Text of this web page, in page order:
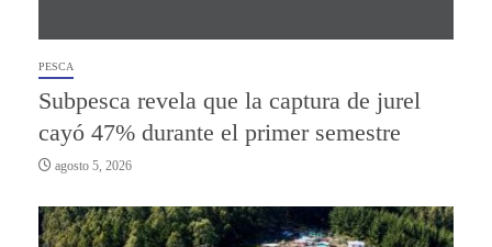
PESCA
Subpesca revela que la captura de jurel
cayó 47% durante el primer semestre
agosto 5, 2026